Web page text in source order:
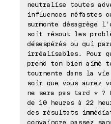
neutralise toutes
influences néfastes
surmonte désagrège
soit résout les
désespérés ou qui
irréalisables. Pour
prend ton bien aimé
tournente dans la
soir que vous aurez
ne sera pas tard * ?
de 10 heures à 22
des résultats
convaincre passez